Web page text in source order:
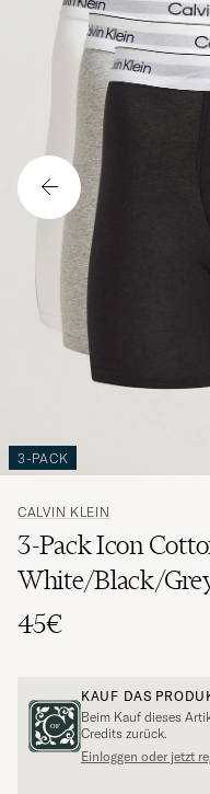
3-PACK
CALVIN KLEIN
3-Pack Icon
White/Black/
45€
KAUF DAS
Beim Kauf dieses
Credits zurück.
Einloggen oder jetzt